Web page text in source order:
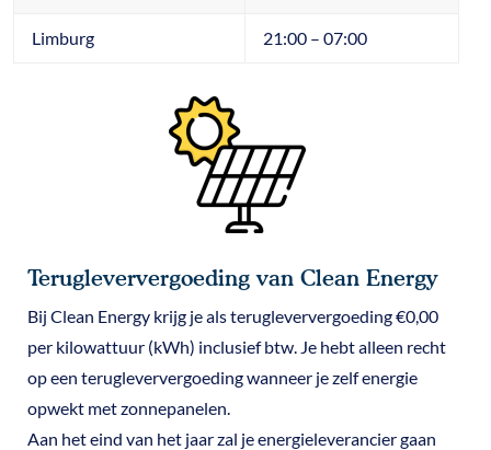
Limburg 21:00 – 07:00
Terugleververgoeding van Clean Energy
Bij Clean Energy krijg je als terugleververgoeding €0,00
per kilowattuur (kWh) inclusief btw. Je hebt alleen recht
op een terugleververgoeding wanneer je zelf energie
opwekt met zonnepanelen.
Aan het eind van het jaar zal je energieleverancier gaan